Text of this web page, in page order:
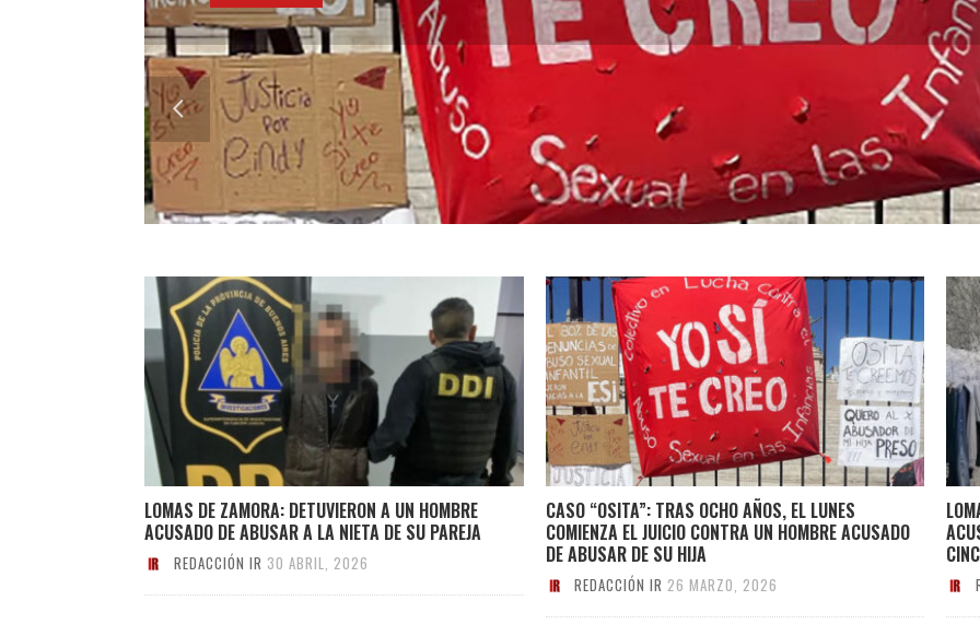
LOMAS DE ZAMORA: DETUVIERON A UN HOMBRE
ACUSADO DE ABUSAR A LA NIETA DE SU PAREJA
REDACCIÓN IR 30 ABRIL, 2026
CASO “OSITA”: TRAS OCHO AÑOS, EL LUNES
COMIENZA EL JUICIO CONTRA UN HOMBRE ACUSADO
DE ABUSAR DE SU HIJA
REDACCIÓN IR 26 MARZO, 2026